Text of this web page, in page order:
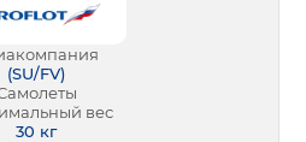
(SU/FV)
вес
30 кг